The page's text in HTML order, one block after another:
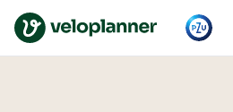
VeloPlanner